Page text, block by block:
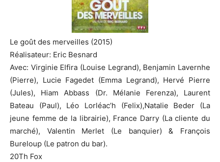
Le goût des merveilles (2015)
Réalisateur: Eric Besnard
Avec: Virginie Elfira (Louise Legrand), Benjamin Lavernhe
(Pierre), Lucie Fagedet (Emma Legrand), Hervé Pierre
(Jules), Hiam Abbass (Dr. Mélanie Ferenza), Laurent
Bateau (Paul), Léo Lorléac’h (Felix),Natalie Beder (La
jeune femme de la librairie), France Darry (La cliente du
marché), Valentin Merlet (Le banquier) & François
Bureloup (Le patron du bar).
20Th Fox